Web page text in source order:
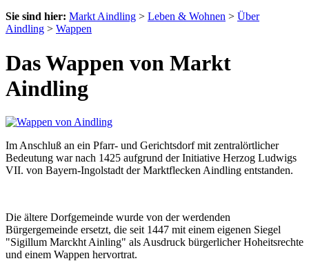
Sie sind hier: Markt Aindling > Leben & Wohnen > Über
Aindling > Wappen
Das Wappen von Markt
Aindling
Im Anschluß an ein Pfarr- und Gerichtsdorf mit zentralörtlicher
Bedeutung war nach 1425 aufgrund der Initiative Herzog Ludwigs
VII. von Bayern-Ingolstadt der Marktflecken Aindling entstanden.
Die ältere Dorfgemeinde wurde von der werdenden
Bürgergemeinde ersetzt, die seit 1447 mit einem eigenen Siegel
"Sigillum Marckht Ainling" als Ausdruck bürgerlicher Hoheitsrechte
und einem Wappen hervortrat.